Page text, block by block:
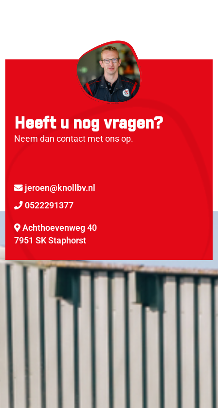
Heeft u nog vragen?
Neem dan contact met ons op.
jeroen@knollbv.nl
0522291377
Achthoevenweg 40
7951 SK Staphorst